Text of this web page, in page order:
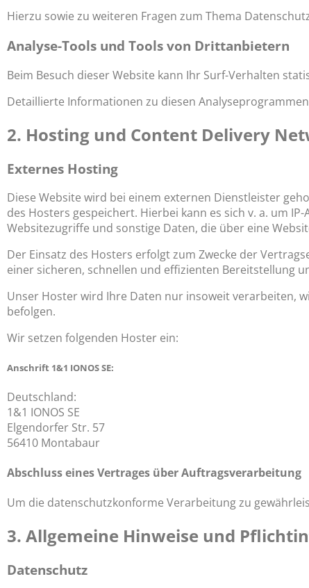
Hierzu sowie zu weiteren Fragen zum Thema
Analyse-Tools und Tools von Dritt­anbietern
Beim Besuch dieser Website kann Ihr Surf-Verhalten
Detaillierte Informationen zu diesen
2. Hosting und Content Delivery
Externes Hosting
Diese Website wird bei einem externen Dienstleister
des Hosters gespeichert. Hierbei kann es sich v. a. um
Websitezugriffe und sonstige Daten, die über eine
Der Einsatz des Hosters erfolgt zum Zwecke der
einer sicheren, schnellen und effizienten Bereitstellung
Unser Hoster wird Ihre Daten nur insoweit verarbeiten,
befolgen.
Wir setzen folgenden Hoster ein:
Anschrift 1&1 IONOS SE:
Deutschland:
1&1 IONOS SE
Elgendorfer Str. 57
56410 Montabaur
Abschluss eines Vertrages über Auftragsverarbeitung
Um die datenschutzkonforme Verarbeitung zu
3. Allgemeine Hinweise und
Datenschutz